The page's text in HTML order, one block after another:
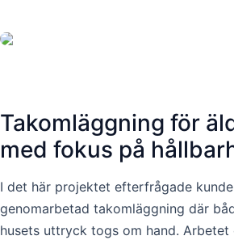
Takomläggning för
med fokus på
I det här projektet efterfrågade
genomarbetad takomläggning där
husets uttryck togs om hand.